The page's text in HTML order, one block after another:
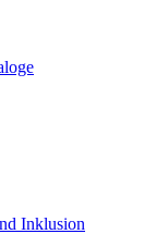
Inklusion